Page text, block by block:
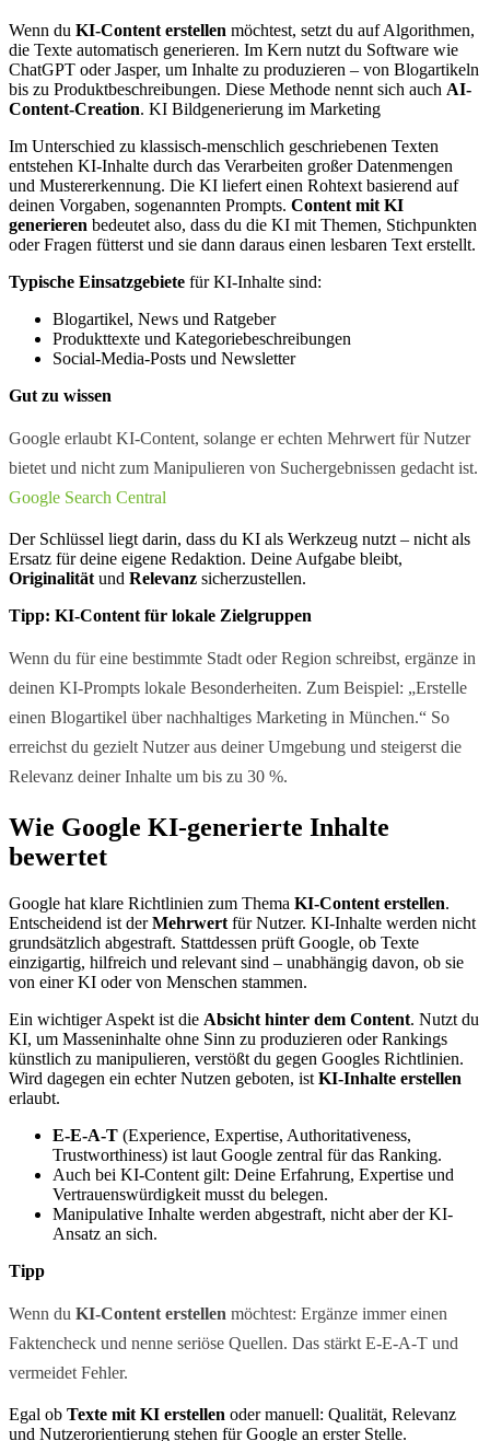
Wenn du KI-Content erstellen möchtest, setzt du auf Algorithmen,
die Texte automatisch generieren. Im Kern nutzt du Software wie
ChatGPT oder Jasper, um Inhalte zu produzieren – von Blogartikeln
bis zu Produktbeschreibungen. Diese Methode nennt sich auch AI-
Content-Creation. KI Bildgenerierung im Marketing
Im Unterschied zu klassisch-menschlich geschriebenen Texten
entstehen KI-Inhalte durch das Verarbeiten großer Datenmengen
und Mustererkennung. Die KI liefert einen Rohtext basierend auf
deinen Vorgaben, sogenannten Prompts. Content mit KI
generieren bedeutet also, dass du die KI mit Themen, Stichpunkten
oder Fragen fütterst und sie dann daraus einen lesbaren Text erstellt.
Typische Einsatzgebiete für KI-Inhalte sind:
Blogartikel, News und Ratgeber
Produkttexte und Kategoriebeschreibungen
Social-Media-Posts und Newsletter
Gut zu wissen
Google erlaubt KI-Content, solange er echten Mehrwert für Nutzer
bietet und nicht zum Manipulieren von Suchergebnissen gedacht ist.
Google Search Central
Der Schlüssel liegt darin, dass du KI als Werkzeug nutzt – nicht als
Ersatz für deine eigene Redaktion. Deine Aufgabe bleibt,
Originalität und Relevanz sicherzustellen.
Tipp: KI-Content für lokale Zielgruppen
Wenn du für eine bestimmte Stadt oder Region schreibst, ergänze in
deinen KI-Prompts lokale Besonderheiten. Zum Beispiel: „Erstelle
einen Blogartikel über nachhaltiges Marketing in München.“ So
erreichst du gezielt Nutzer aus deiner Umgebung und steigerst die
Relevanz deiner Inhalte um bis zu 30 %.
Wie Google KI-generierte Inhalte
bewertet
Google hat klare Richtlinien zum Thema KI-Content erstellen.
Entscheidend ist derMehrwert für Nutzer. KI-Inhalte werden nicht
grundsätzlich abgestraft. Stattdessen prüft Google, ob Texte
einzigartig, hilfreich und relevant sind – unabhängig davon, ob sie
von einer KI oder von Menschen stammen.
Ein wichtiger Aspekt ist die Absicht hinter dem Content. Nutzt du
KI, um Masseninhalte ohne Sinn zu produzieren oder Rankings
künstlich zu manipulieren, verstößt du gegen Googles Richtlinien.
Wird dagegen ein echter Nutzen geboten, ist KI-Inhalte erstellen
erlaubt.
E-E-A-T (Experience, Expertise, Authoritativeness,
Trustworthiness) ist laut Google zentral für das Ranking.
Auch bei KI-Content gilt: Deine Erfahrung, Expertise und
Vertrauenswürdigkeit musst du belegen.
Manipulative Inhalte werden abgestraft, nicht aber der KI-
Ansatz an sich.
Tipp
Wenn du KI-Content erstellen möchtest: Ergänze immer einen
Faktencheck und nenne seriöse Quellen. Das stärkt E-E-A-T und
vermeidet Fehler.
Egal ob Texte mit KI erstellen oder manuell: Qualität, Relevanz
und Nutzerorientierung stehen für Google an erster Stelle.